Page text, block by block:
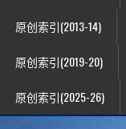
原创索引(2013-14)
原创索引(2019-20)
原创索引(2025-26)